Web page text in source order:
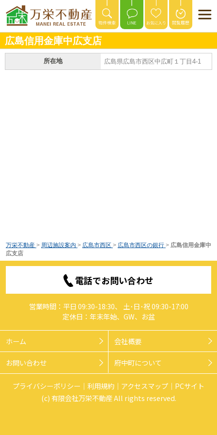
広島信用金庫中広支店
所在地 広島県広島市西区中広町１丁目4-1
万栄不動産 > 周辺施設案内 > 広島市西区 > 広島市西区の銀行 > 広島信用金庫中
広支店
電話でお問い合わせ
営業時間：平日 09:30-18:30、 土･日･祝 09:30-17:00
定休日：年末年始、GW、お盆
ホーム 会社概要
お問い合わせ 府中町について
プライバシーポリシー 利用規約 アクセスマップ
PCサイト
(c) 有限会社万栄不動産 All rights reserved.